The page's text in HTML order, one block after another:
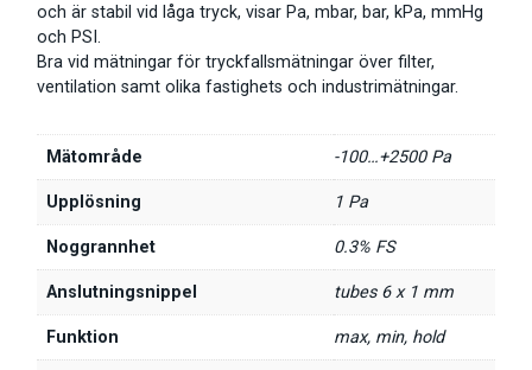
och är stabil vid låga tryck, visar Pa, mbar, bar, kPa, mmHg
och PSI.
Bra vid mätningar för tryckfallsmätningar över filter,
ventilation samt olika fastighets och industrimätningar.
Mätområde -100…+2500 Pa
Upplösning 1 Pa
Noggrannhet 0.3% FS
Anslutningsnippel tubes 6 x 1 mm
Funktion max, min, hold